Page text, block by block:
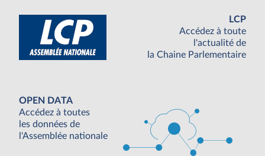
LCP
Accédez à toute
l'actualité de
la Chaine Parlementaire
OPEN DATA
Accédez à toutes
les données de
l'Assemblée nationale